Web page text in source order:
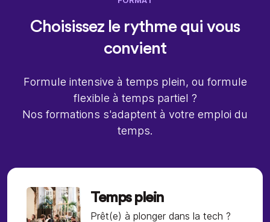
Choisissez le rythme qui vous
convient
Formule intensive à temps plein, ou formule
flexible à temps partiel ?
Nos formations s'adaptent à votre emploi du
temps.
Temps plein
Prêt(e) à plonger dans la tech ?